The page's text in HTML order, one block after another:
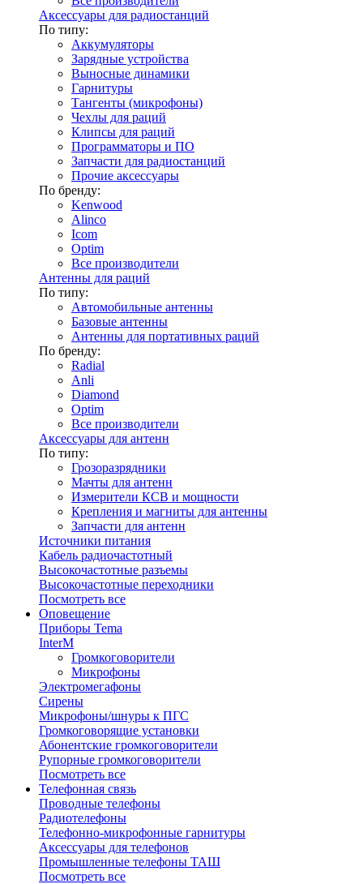
Аксессуары для радиостанций
По типу:
Аккумуляторы
Зарядные устройства
Выносные динамики
Гарнитуры
Тангенты (микрофоны)
Чехлы для раций
Клипсы для раций
Программаторы и ПО
Запчасти для радиостанций
Прочие аксессуары
По бренду:
Kenwood
Alinco
Icom
Optim
Все производители
Антенны для раций
По типу:
Автомобильные антенны
Базовые антенны
Антенны для портативных раций
По бренду:
Radial
Anli
Diamond
Optim
Все производители
Аксессуары для антенн
По типу:
Грозоразрядники
Мачты для антенн
Измерители КСВ и мощности
Крепления и магниты для антенны
Запчасти для антенн
Источники питания
Кабель радиочастотный
Высокочастотные разъемы
Высокочастотные переходники
Посмотреть все
Оповещение
Приборы Tema
InterM
Громкоговорители
Микрофоны
Электромегафоны
Сирены
Микрофоны/шнуры к ПГС
Громкоговорящие установки
Абонентские громкоговорители
Рупорные громкоговорители
Посмотреть все
Телефонная связь
Проводные телефоны
Радиотелефоны
Телефонно-микрофонные гарнитуры
Аксессуары для телефонов
Промышленные телефоны ТАШ
Посмотреть все